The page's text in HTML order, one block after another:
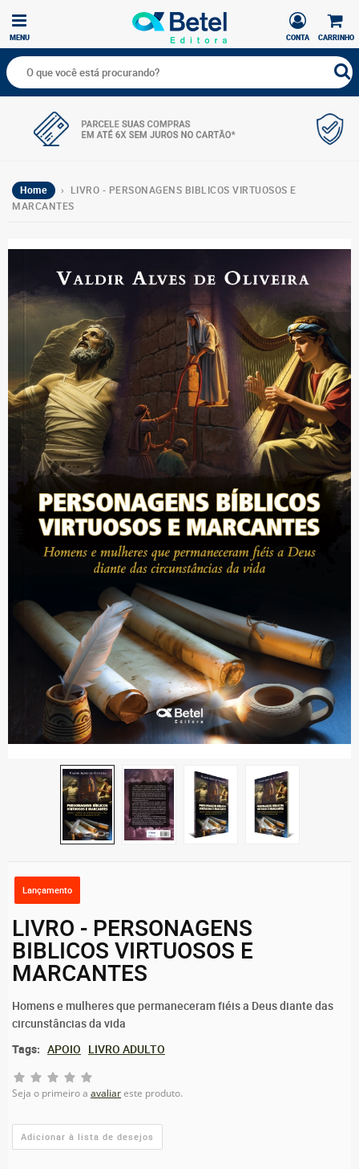
CARRINHO
CONTA
MENU
Home
› LIVRO - PERSONAGENS BIBLICOS VIRTUOSOS E
MARCANTES
Lançamento
LIVRO - PERSONAGENS
BIBLICOS VIRTUOSOS E
MARCANTES
Homens e mulheres que permaneceram fiéis a Deus diante das
circunstâncias da vida
Tags: APOIO LIVRO ADULTO
Seja o primeiro a avaliareste produto.